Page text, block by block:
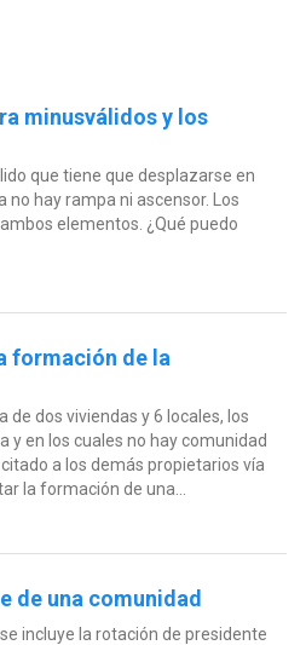
minusválidos y los
que tiene que desplazarse en
no hay rampa ni ascensor. Los
elementos. ¿Qué puedo
formación de la
de dos viviendas y 6 locales, los
y en los cuales no hay comunidad
a los demás propietarios vía
la formación de una...
de una comunidad
incluye la rotación de presidente